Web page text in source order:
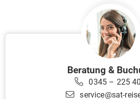
Beratung &
0345 – 225
service@sat-